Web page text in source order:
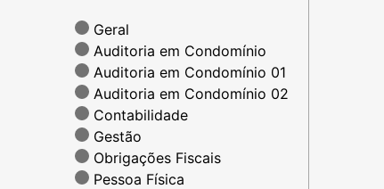
Geral
Auditoria em Condomínio
Auditoria em Condomínio 01
Auditoria em Condomínio 02
Contabilidade
Gestão
Obrigações Fiscais
Pessoa Física